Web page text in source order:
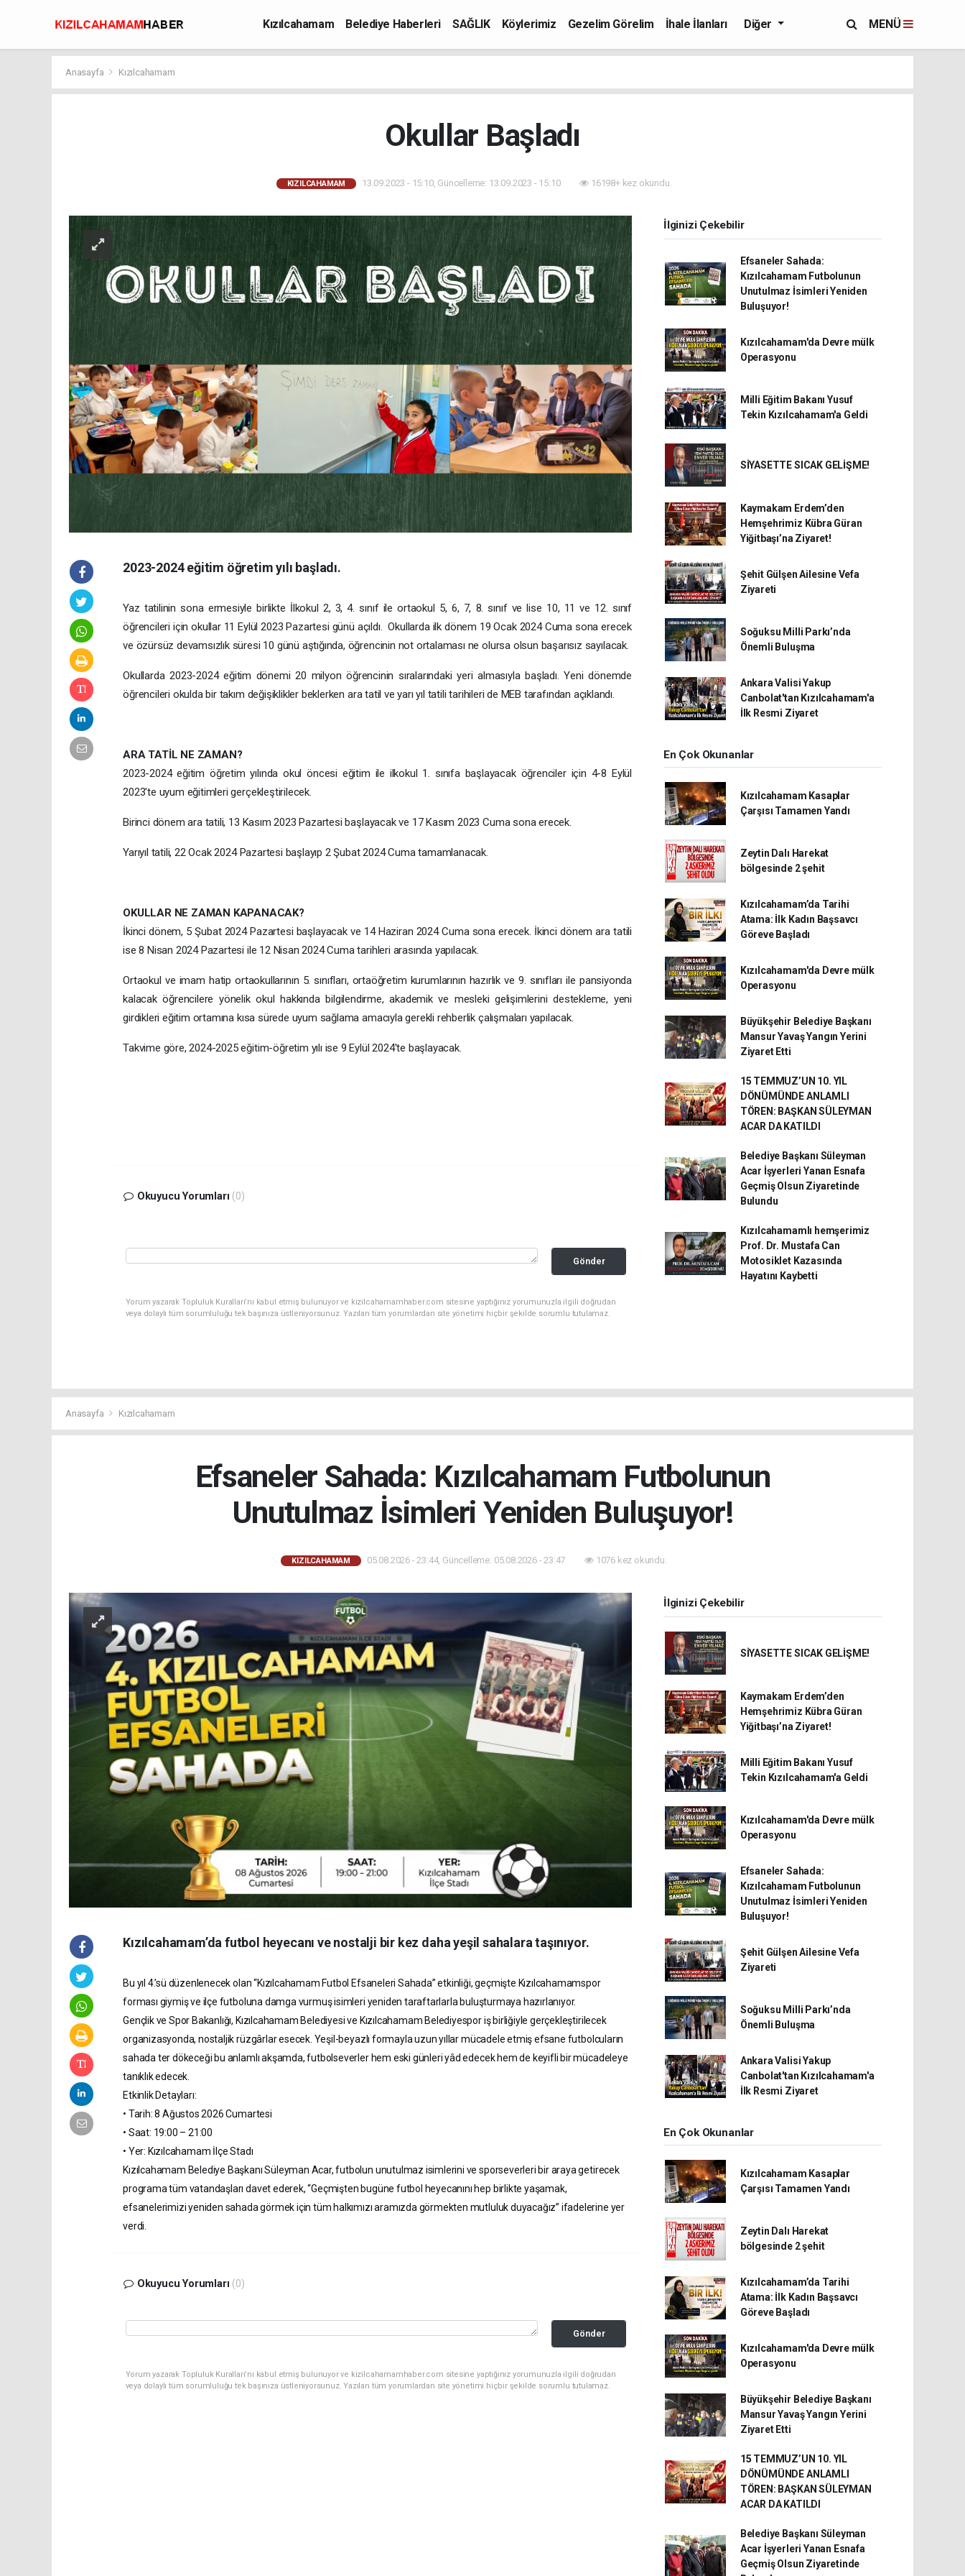
Kızılcahamam Belediye Haberleri SAĞLIK Köylerimiz Gezelim Görelim
İhale İlanları
Diğer MENÜ
Anasayfa Kızılcahamam
Okullar Başladı
KIZILCAHAMAM 13.09.2023 - 15:10, Güncelleme: 13.09.2023 - 15:10 16198+ kez okundu.
2023-2024 eğitim öğretim yılı başladı.
Yaz tatilinin sona ermesiyle birlikte İlkokul 2, 3, 4. sınıf ile ortaokul 5, 6, 7, 8. sınıf ve lise 10, 11 ve 12. sınıf
öğrencileri için okullar 11 Eylül 2023 Pazartesi günü açıldı. Okullarda ilk dönem 19 Ocak 2024 Cuma sona erecek
ve özürsüz devamsızlık süresi 10 günü aştığında, öğrencinin not ortalaması ne olursa olsun başarısız sayılacak.
Okullarda 2023-2024 eğitim dönemi 20 milyon öğrencinin sıralarındaki yeri almasıyla başladı. Yeni dönemde
öğrencileri okulda bir takım değişiklikler beklerken ara tatil ve yarı yıl tatili tarihileri de MEB tarafından açıklandı.
ARA TATİL NE ZAMAN?
2023-2024 eğitim öğretim yılında okul öncesi eğitim ile ilkokul 1. sınıfa başlayacak öğrenciler için 4-8 Eylül
2023'te uyum eğitimleri gerçekleştirilecek.
Birinci dönem ara tatili, 13 Kasım 2023 Pazartesi başlayacak ve 17 Kasım 2023 Cuma sona erecek.
Yarıyıl tatili, 22 Ocak 2024 Pazartesi başlayıp 2 Şubat 2024 Cuma tamamlanacak.
OKULLAR NE ZAMAN KAPANACAK?
İkinci dönem, 5 Şubat 2024 Pazartesi başlayacak ve 14 Haziran 2024 Cuma sona erecek. İkinci dönem ara tatili
ise 8 Nisan 2024 Pazartesi ile 12 Nisan 2024 Cuma tarihleri arasında yapılacak.
Ortaokul ve imam hatip ortaokullarının 5. sınıfları, ortaöğretim kurumlarının hazırlık ve 9. sınıfları ile pansiyonda
kalacak öğrencilere yönelik okul hakkında bilgilendirme, akademik ve mesleki gelişimlerini destekleme, yeni
girdikleri eğitim ortamına kısa sürede uyum sağlama amacıyla gerekli rehberlik çalışmaları yapılacak.
Takvime göre, 2024-2025 eğitim-öğretim yılı ise 9 Eylül 2024'te başlayacak.
Okuyucu Yorumları (0)
Gönder
Yorum yazarak Topluluk Kuralları’nı kabul etmiş bulunuyor ve kizilcahamamhaber.com sitesine yaptığınız yorumunuzla ilgili doğrudan
veya dolaylı tüm sorumluluğu tek başınıza üstleniyorsunuz. Yazılan tüm yorumlardan site yönetimi hiçbir şekilde sorumlu tutulamaz.
İlginizi Çekebilir
Efsaneler Sahada:
Kızılcahamam Futbolunun
Unutulmaz İsimleri Yeniden
Buluşuyor!
Kızılcahamam'da Devre mülk
Operasyonu
Milli Eğitim Bakanı Yusuf
Tekin Kızılcahamam'a Geldi
SİYASETTE SICAK GELİŞME!
Kaymakam Erdem’den
Hemşehrimiz Kübra Güran
Yiğitbaşı’na Ziyaret!
Şehit Gülşen Ailesine Vefa
Ziyareti
Soğuksu Milli Parkı’nda
Önemli Buluşma
Ankara Valisi Yakup
Canbolat'tan Kızılcahamam'a
İlk Resmi Ziyaret
En Çok Okunanlar
Kızılcahamam Kasaplar
Çarşısı Tamamen Yandı
Zeytin Dalı Harekat
bölgesinde 2 şehit
Kızılcahamam’da Tarihi
Atama: İlk Kadın Başsavcı
Göreve Başladı
Kızılcahamam'da Devre mülk
Operasyonu
Büyükşehir Belediye Başkanı
Mansur Yavaş Yangın Yerini
Ziyaret Etti
15 TEMMUZ’UN 10. YIL
DÖNÜMÜNDE ANLAMLI
TÖREN: BAŞKAN SÜLEYMAN
ACAR DA KATILDI
Belediye Başkanı Süleyman
Acar İşyerleri Yanan Esnafa
Geçmiş Olsun Ziyaretinde
Bulundu
Kızılcahamamlı hemşerimiz
Prof. Dr. Mustafa Can
Motosiklet Kazasında
Hayatını Kaybetti
Anasayfa Kızılcahamam
Efsaneler Sahada: Kızılcahamam Futbolunun
Unutulmaz İsimleri Yeniden Buluşuyor!
KIZILCAHAMAM 05.08.2026 - 23:44, Güncelleme: 05.08.2026 - 23:47 1076 kez okundu.
Kızılcahamam’da futbol heyecanı ve nostalji bir kez daha yeşil sahalara taşınıyor.
Bu yıl 4.’sü düzenlenecek olan “Kızılcahamam Futbol Efsaneleri Sahada” etkinliği, geçmişte Kızılcahamamspor
forması giymiş ve ilçe futboluna damga vurmuş isimleri yeniden taraftarlarla buluşturmaya hazırlanıyor.
Gençlik ve Spor Bakanlığı, Kızılcahamam Belediyesi ve Kızılcahamam Belediyespor iş birliğiyle gerçekleştirilecek
organizasyonda, nostaljik rüzgârlar esecek. Yeşil-beyazlı formayla uzun yıllar mücadele etmiş efsane futbolcuların
sahada ter dökeceği bu anlamlı akşamda, futbolseverler hem eski günleri yâd edecek hem de keyifli bir mücadeleye
tanıklık edecek.
Etkinlik Detayları:
• Tarih: 8 Ağustos 2026 Cumartesi
• Saat: 19:00 – 21:00
• Yer: Kızılcahamam İlçe Stadı
Kızılcahamam Belediye Başkanı Süleyman Acar, futbolun unutulmaz isimlerini ve sporseverleri bir araya getirecek
programa tüm vatandaşları davet ederek, “Geçmişten bugüne futbol heyecanını hep birlikte yaşamak,
efsanelerimizi yeniden sahada görmek için tüm halkımızı aramızda görmekten mutluluk duyacağız” ifadelerine yer
verdi.
Okuyucu Yorumları (0)
Gönder
Yorum yazarak Topluluk Kuralları’nı kabul etmiş bulunuyor ve kizilcahamamhaber.com sitesine yaptığınız yorumunuzla ilgili doğrudan
veya dolaylı tüm sorumluluğu tek başınıza üstleniyorsunuz. Yazılan tüm yorumlardan site yönetimi hiçbir şekilde sorumlu tutulamaz.
İlginizi Çekebilir
SİYASETTE SICAK GELİŞME!
Kaymakam Erdem’den
Hemşehrimiz Kübra Güran
Yiğitbaşı’na Ziyaret!
Milli Eğitim Bakanı Yusuf
Tekin Kızılcahamam'a Geldi
Kızılcahamam'da Devre mülk
Operasyonu
Efsaneler Sahada:
Kızılcahamam Futbolunun
Unutulmaz İsimleri Yeniden
Buluşuyor!
Şehit Gülşen Ailesine Vefa
Ziyareti
Soğuksu Milli Parkı’nda
Önemli Buluşma
Ankara Valisi Yakup
Canbolat'tan Kızılcahamam'a
İlk Resmi Ziyaret
En Çok Okunanlar
Kızılcahamam Kasaplar
Çarşısı Tamamen Yandı
Zeytin Dalı Harekat
bölgesinde 2 şehit
Kızılcahamam’da Tarihi
Atama: İlk Kadın Başsavcı
Göreve Başladı
Kızılcahamam'da Devre mülk
Operasyonu
Büyükşehir Belediye Başkanı
Mansur Yavaş Yangın Yerini
Ziyaret Etti
15 TEMMUZ’UN 10. YIL
DÖNÜMÜNDE ANLAMLI
TÖREN: BAŞKAN SÜLEYMAN
ACAR DA KATILDI
Belediye Başkanı Süleyman
Acar İşyerleri Yanan Esnafa
Geçmiş Olsun Ziyaretinde